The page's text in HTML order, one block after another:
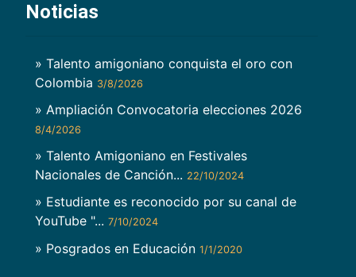
Noticias
» Talento amigoniano conquista el oro con
Colombia 3/8/2026
» Ampliación Convocatoria elecciones 2026
8/4/2026
» Talento Amigoniano en Festivales
Nacionales de Canción... 22/10/2024
» Estudiante es reconocido por su canal de
YouTube "... 7/10/2024
» Posgrados en Educación 1/1/2020